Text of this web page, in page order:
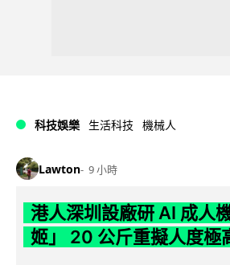
科技娛樂 生活科技 機械人
Lawton 9 小時
港人深圳設廠研 AI 成人
姬」 20 公斤重擬人度極